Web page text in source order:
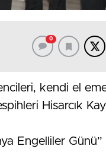
0
kendi el
Hisarcık
Engelliler